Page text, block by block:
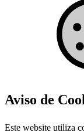
Aviso de
Este website utiliza